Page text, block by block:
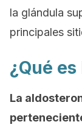
la glándula
principales
¿Qué
La